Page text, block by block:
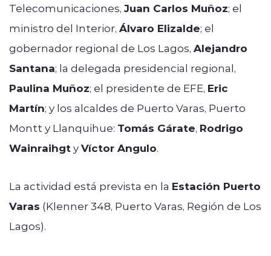
Telecomunicaciones, Juan Carlos Muñoz; el
ministro del Interior, Álvaro Elizalde; el
gobernador regional de Los Lagos, Alejandro
Santana; la delegada presidencial regional,
Paulina Muñoz; el presidente de EFE, Eric
Martín; y los alcaldes de Puerto Varas, Puerto
Montt y Llanquihue: Tomás Gárate, Rodrigo
WainraihgtyVíctor Angulo.
La actividad está prevista en la Estación Puerto
Varas (Klenner 348, Puerto Varas, Región de Los
Lagos).